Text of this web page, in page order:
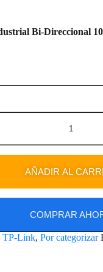
Bi-Direccional
AÑADIR AL
COMPRAR
TP-Link, Por categorizar